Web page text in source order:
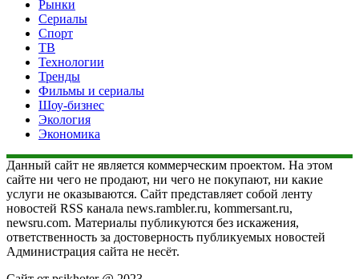
Рынки
Сериалы
Спорт
ТВ
Технологии
Тренды
Фильмы и сериалы
Шоу-бизнес
Экология
Экономика
Данный сайт не является коммерческим проектом. На этом
сайте ни чего не продают, ни чего не покупают, ни какие
услуги не оказываются. Сайт представляет собой ленту
новостей RSS канала news.rambler.ru, kommersant.ru,
newsru.com. Материалы публикуются без искажения,
ответственность за достоверность публикуемых новостей
Администрация сайта не несёт.